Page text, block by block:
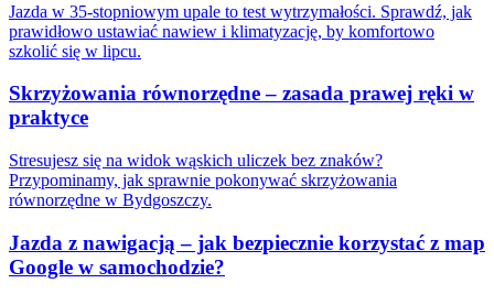
Jazda w 35-stopniowym upale to test wytrzymałości. Sprawdź, jak
prawidłowo ustawiać nawiew i klimatyzację, by komfortowo
szkolić się w lipcu.
Skrzyżowania równorzędne – zasada prawej ręki w
praktyce
Stresujesz się na widok wąskich uliczek bez znaków?
Przypominamy, jak sprawnie pokonywać skrzyżowania
równorzędne w Bydgoszczy.
Jazda z nawigacją – jak bezpiecznie korzystać z map
Google w samochodzie?